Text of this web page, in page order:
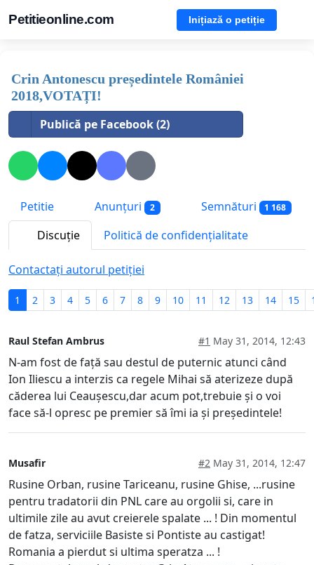
Petitieonline.com Inițiază o petiție
Crin Antonescu președintele României
2018,VOTAȚI!
Publică pe Facebook (2)
Petitie Anunțuri 2 Semnături 1 168
Discuție Politică de confidențialitate
Contactați autorul petiției
1 2 3 4 5 6 7 8 9 10 11 12 13 14 15
Raul Stefan Ambrus #1 May 31, 2014, 12:43
N-am fost de față sau destul de puternic atunci când
Ion Iliescu a interzis ca regele Mihai să aterizeze după
căderea lui Ceaușescu,dar acum pot,trebuie și o voi
face să-l opresc pe premier să îmi ia și președintele!
Musafir #2 May 31, 2014, 12:47
Rusine Orban, rusine Tariceanu, rusine Ghise, ...rusine
pentru tradatorii din PNL care au orgolii si, care in
ultimile zile au avut creierele spalate ... ! Din momentul
de fatza, serviciile Basiste si Pontiste au castigat!
Romania a pierdut si ultima speratza ... !